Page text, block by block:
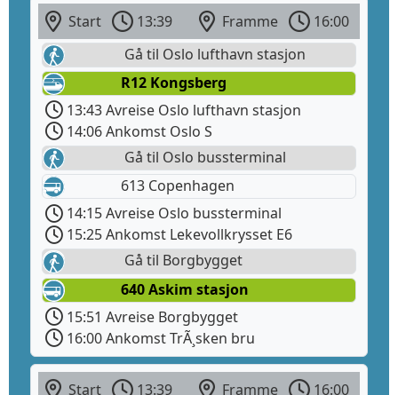
Start 13:39 Framme
16:00
Gå til Oslo lufthavn stasjon
R12 Kongsberg
13:43 Avreise Oslo lufthavn stasjon
14:06 Ankomst Oslo S
Gå til Oslo bussterminal
613 Copenhagen
14:15 Avreise Oslo bussterminal
15:25 Ankomst Lekevollkrysset E6
Gå til Borgbygget
640 Askim stasjon
15:51 Avreise Borgbygget
16:00 Ankomst TrÃ¸sken bru
Start 13:39 Framme 16:00